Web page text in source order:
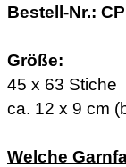
Bestell-Nr.:
Größe:
45 x 63 Stiche
ca. 12 x 9 cm
Welche